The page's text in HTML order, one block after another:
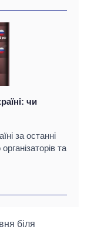
чи
за останні
та
біля